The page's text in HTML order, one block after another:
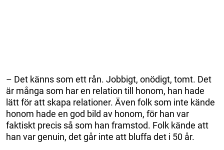
– Det känns som ett rån. Jobbigt, onödigt, tomt. Det
är många som har en relation till honom, han hade
lätt för att skapa relationer. Även folk som inte kände
honom hade en god bild av honom, för han var
faktiskt precis så som han framstod. Folk kände att
han var genuin, det går inte att bluffa det i 50 år.